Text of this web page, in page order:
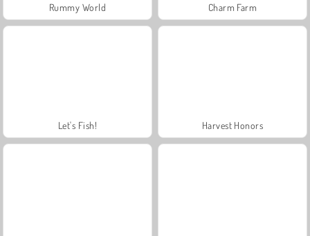
Rummy World Charm Farm
Let's Fish! Harvest Honors